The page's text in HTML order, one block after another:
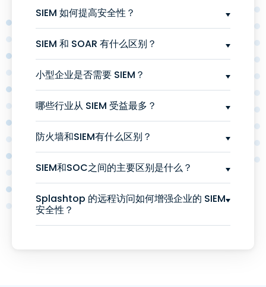
SIEM 如何提高安全性？
SIEM 和 SOAR 有什么区别？
小型企业是否需要 SIEM？
哪些行业从 SIEM 受益最多？
防火墙和SIEM有什么区别？
SIEM和SOC之间的主要区别是什么？
Splashtop 的远程访问如何增强企业的 SIEM
安全性？